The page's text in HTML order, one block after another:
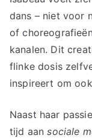
dans – niet voor
of
kanalen. Dit
flinke dosis
inspireert om
Naast haar
tijd aansociale